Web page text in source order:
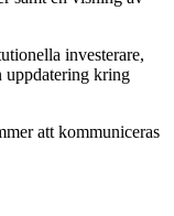
investerare,
uppdatering kring
att kommuniceras